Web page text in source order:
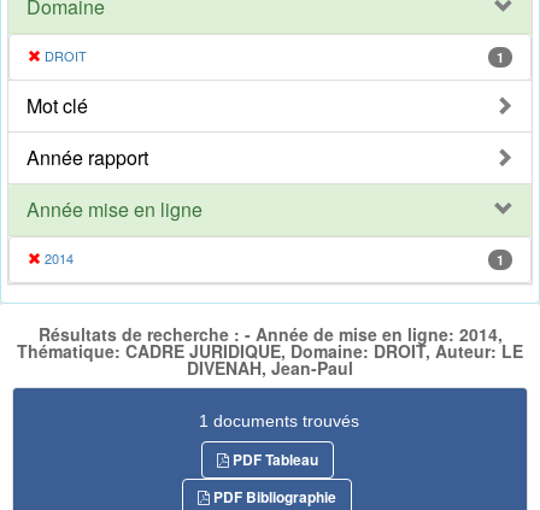
Domaine
DROIT 1
Mot clé
Année rapport
Année mise en ligne
2014 1
Résultats de recherche : - Année de mise en ligne: 2014,
Thématique: CADRE JURIDIQUE, Domaine: DROIT, Auteur: LE
DIVENAH, Jean-Paul
1 documents trouvés
PDF Tableau
PDF Bibliographie